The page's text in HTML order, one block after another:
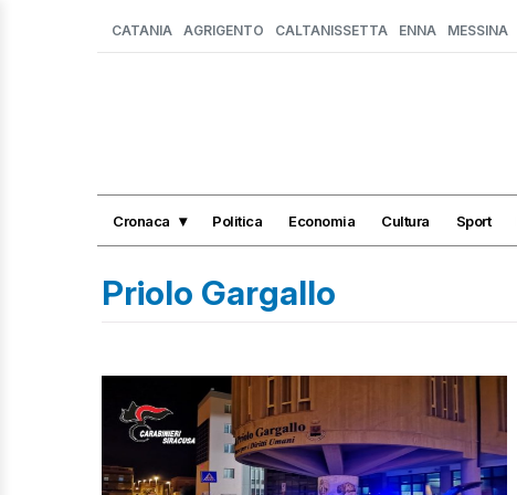
CATANIA AGRIGENTO CALTANISSETTA ENNA MESSINA
Cronaca Politica Economia Cultura Sport
Priolo Gargallo